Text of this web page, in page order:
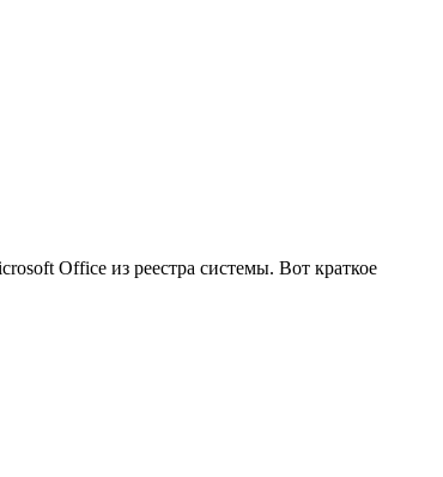
Office из реестра системы. Вот краткое